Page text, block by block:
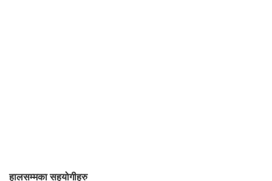
हालसम्मका सहयोगीहरु